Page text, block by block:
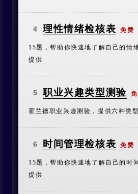
4 理性情绪检核表 免费
15题，帮助你快速地了解自己的情
提供
5 职业兴趣类型测验
霍兰德职业兴趣测验，提供六种类
6 时间管理检核表 免费
15题，帮助你快速地了解自己的时
提供